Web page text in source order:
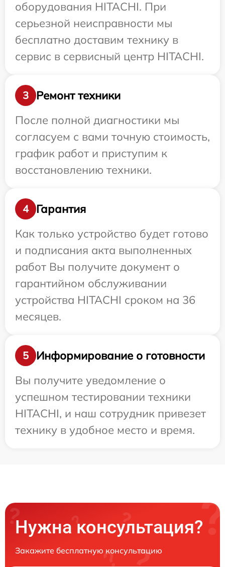
оборудования HITACHI. При
серьезной неисправности мы
бесплатно доставим технику в
сервис в сервисный центр HITACHI.
3
Ремонт техники
После полной диагностики мы
согласуем с вами точную стоимость,
график работ и приступим к
восстановлению техники.
4
Гарантия
Как только устройство будет готово
и подписания акта выполненных
работ Вы получите документ о
гарантийном обслуживании
устройства HITACHI сроком на 36
месяцев.
5
Информирование о готовности
Вы получите уведомление о
успешном тестировании техники
HITACHI, и наш сотрудник привезет
технику в удобное место и время.
Нужна консультация?
Закажите бесплатную консультацию